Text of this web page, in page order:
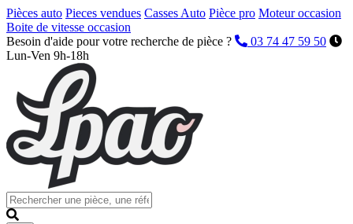
Pièces auto Pieces vendues Casses Auto Pièce pro Moteur occasion
Boite de vitesse occasion
Besoin d'aide pour votre recherche de pièce ?
03 74 47 59 50
Lun-Ven 9h-18h